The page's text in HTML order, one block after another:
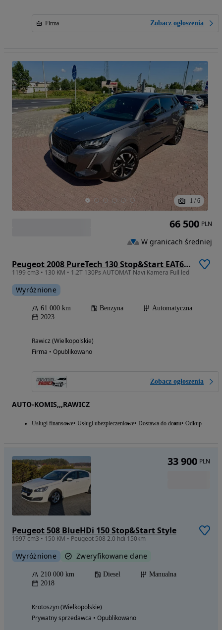
Firma Zobacz ogłoszenia
1 / 6
Peugeot 2008 PureTech 130 Stop&Start EAT6 Black Edition
1199 cm3 • 130 KM • 1.2T 130Ps AUTOMAT Navi Kamera Full led
Wyróżnione
61 000 km Benzyna
Automatyczna
2023
Rawicz (Wielkopolskie)
Firma • Opublikowano
Zobacz ogłoszenia
AUTO-KOMIS,,,RAWICZ
Usługi finansowe Usługi ubezpieczeniowe Dostawa do domu Odkup
66 500 PLN
W granicach średniej
Peugeot 508 BlueHDi 150 Stop&Start Style
1997 cm3 • 150 KM • Peugeot 508 2.0 hdi 150km
Wyróżnione Zweryfikowane dane
210 000 km Diesel
Manualna
2018
Krotoszyn (Wielkopolskie)
Prywatny sprzedawca • Opublikowano
33 900 PLN